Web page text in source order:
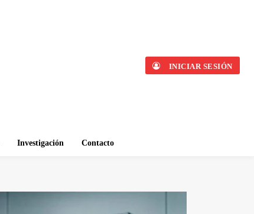
INICIAR SESIÓN
Investigación Contacto